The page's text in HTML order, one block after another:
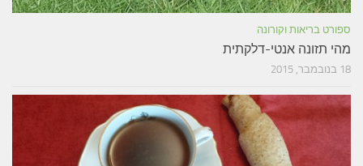
ספורט בריאות וקורונה
מהי תזונה אנטי-דלקתית
18 בנובמבר, 2015